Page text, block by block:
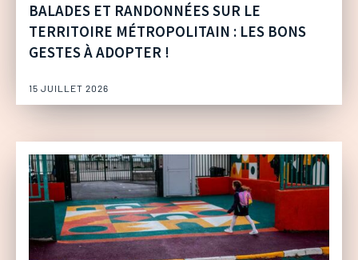
BALADES ET RANDONNÉES SUR LE
TERRITOIRE MÉTROPOLITAIN : LES BONS
GESTES À ADOPTER !
15 JUILLET 2026